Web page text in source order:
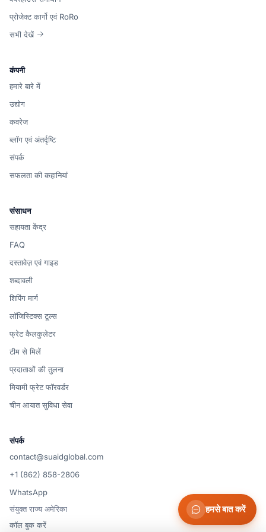
प्रोजेक्ट कार्गो एवं RoRo
सभी देखें
कंपनी
हमारे बारे में
उद्योग
कवरेज
ब्लॉग एवं अंतर्दृष्टि
संपर्क
सफलता की कहानियां
संसाधन
सहायता केंद्र
FAQ
दस्तावेज़ एवं गाइड
शब्दावली
शिपिंग मार्ग
लॉजिस्टिक्स टूल्स
फ्रेट कैलकुलेटर
टीम से मिलें
प्रदाताओं की तुलना
मियामी फ्रेट फॉरवर्डर
चीन आयात सुविधा सेवा
संपर्क
contact@suaidglobal.com
+1 (862) 858-2806
WhatsApp
संयुक्त राज्य अमेरिका
कॉल बुक करें
हमसे बात करें